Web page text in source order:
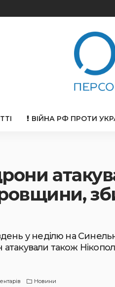
ВІЙНА РФ ПРОТИ
у неділю на
також
Новини